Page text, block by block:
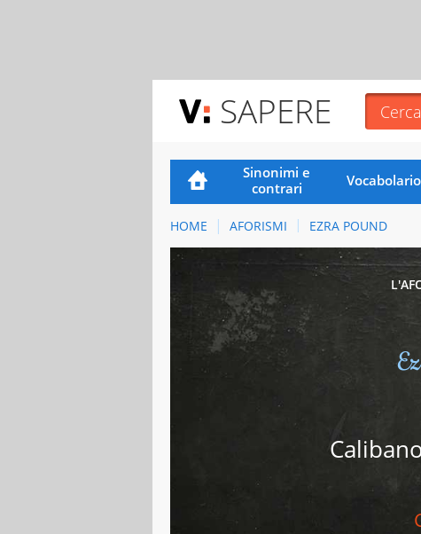
SAPERE
Sinonimi e
contrari
Vocabolario
HOME AFORISMI EZRA POUND